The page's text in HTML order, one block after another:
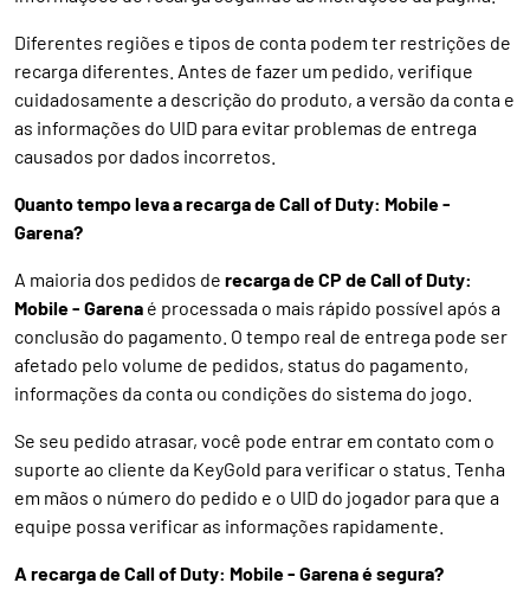
Diferentes regiões e tipos de conta podem ter restrições de
recarga diferentes. Antes de fazer um pedido, verifique
cuidadosamente a descrição do produto, a versão da conta e
as informações do UID para evitar problemas de entrega
causados por dados incorretos.
Quanto tempo leva a recarga de Call of Duty: Mobile -
Garena?
A maioria dos pedidos de recarga de CP de Call of Duty:
Mobile - Garena é processada o mais rápido possível após a
conclusão do pagamento. O tempo real de entrega pode ser
afetado pelo volume de pedidos, status do pagamento,
informações da conta ou condições do sistema do jogo.
Se seu pedido atrasar, você pode entrar em contato com o
suporte ao cliente da KeyGold para verificar o status. Tenha
em mãos o número do pedido e o UID do jogador para que a
equipe possa verificar as informações rapidamente.
A recarga de Call of Duty: Mobile - Garena é segura?